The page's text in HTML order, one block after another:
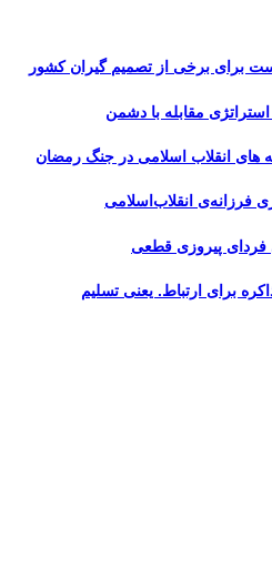
برای برخی از تصمیم گیران کشور
مقابله با دشمن
های انقلاب اسلامی در جنگ رمضان
فرزانه‌ی انقلاب‌اسلامی
فردای پیروزی قطعی
برای ارتباط. یعنی تسلیم